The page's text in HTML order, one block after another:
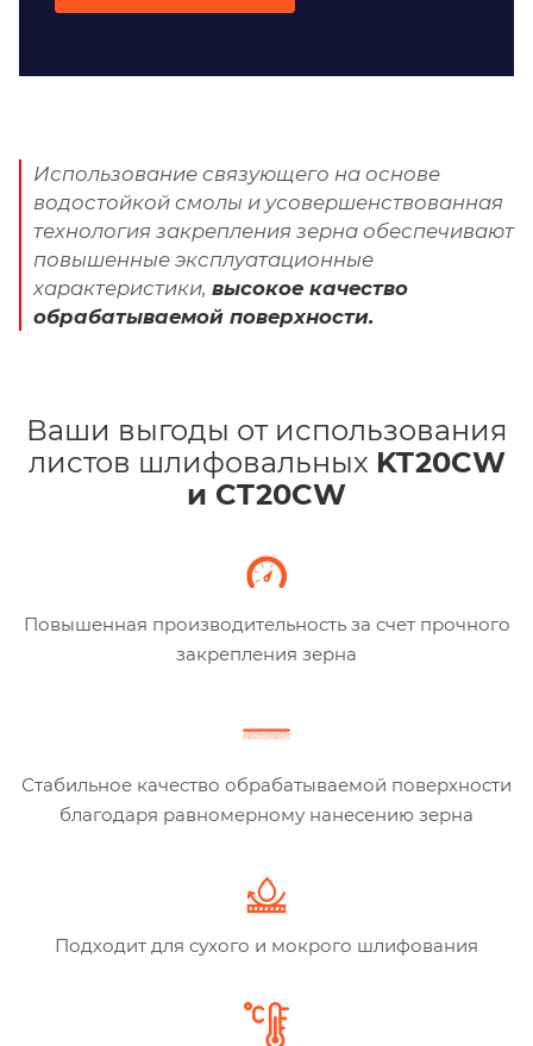
Использование связующего на основе
водостойкой смолы и усовершенствованная
технология закрепления зерна обеспечивают
повышенные эксплуатационные
характеристики, высокое качество
обрабатываемой поверхности.
Ваши выгоды от использования
листов шлифовальных KT20CW
и CT20CW
Повышенная производительность за счет прочного
закрепления зерна
Стабильное качество обрабатываемой поверхности
благодаря равномерному нанесению зерна
Подходит для сухого и мокрого шлифования